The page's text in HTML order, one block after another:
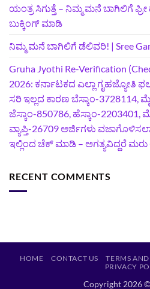
ಯಂತ್ರ ಸಿಗುತ್ತೆ – ನಿಮ್ಮ ಮನೆ ಬಾಗಿಲಿಗೆ‍
ಬುಕ್ಕಿಂಗ್‌ ಮಾಡಿ
ನಿಮ್ಮ ಮನೆ ಬಾಗಿಲಿಗೆ ಡೆಲಿವರಿ! | Sree
Gruha Jyothi Re-Verification
2026: ಕರ್ನಾಟಕದ ಎಲ್ಲಾ ಗೃಹಜ್ಯೋತಿ
ಸರಿ ಇಲ್ಲದ ಕಾರಣ ಬೆಸ್ಕಾಂ-3728114,
ಜೆಸ್ಕಾಂ-850786, ಹೆಸ್ಕಾಂ-2203401,
ವ್ಯಾಪ್ತಿ-26709 ಅರ್ಜಿಗಳು
ಇಲ್ಲಿಂದ ಚೆಕ್ ಮಾಡಿ – ಅಗತ್ಯವಿದ್ದರೆ
RECENT COMMENTS
HOME CONTACT US TERMS
PRIVACY
Copyright 2026 ©